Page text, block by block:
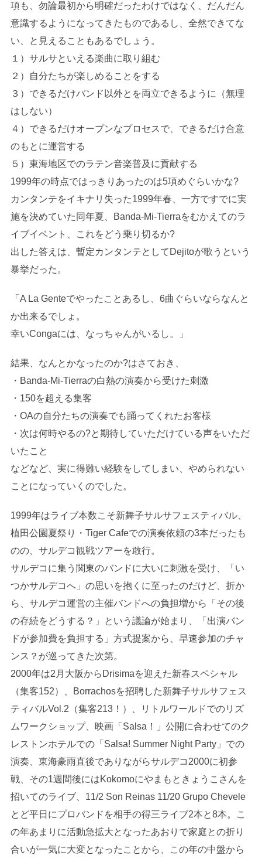
項も、勿論最初から明確だったわけではなく、だんだん
意識するようになってきたものであるし、全然できてな
い、と見えることもあるでしょう。
１）サルサといえる楽曲に取り組む
２）自分たちが楽しめることをする
３）できるだけバンド以外とを両立できるように（無理
はしない）
４）できるだけオープンなプロセスで、できるだけ合意
のもとに運営する
５）東海地区でのラテン音楽普及に貢献する
1999年の時点ではっきりあったのは5項めぐらいかな?
カンタンテをイキナリ失った1999年春、一方ですでに実
施を決めていた同年夏、Banda-Mi-Tierraをむかえてのラ
イブイベント、これをどう乗り切るか?
出した答えは、暫定カンタンテとしてDejitoが歌うという
暴挙だった。
「A La Genteでやったことあるし、6曲ぐらいならなんと
か出来るでしょ。
幸いCongaには、なっちゃんがいるし。」
結果、なんとかなったのか?はさておき、
・Banda-Mi-Tierraの白熱の演奏から受けた刺激
・150を超える集客
・OAの自分たちの演奏でも踊ってくれたお客様
・次は何時やるの?と期待していただけている声をいただ
いたこと
などなど、実に得難い経験をしてしまい、やめられない
ことになっていくのでした。
1999年はライブ本数こそ新舞子サルサフェスティバル、
植田公園夏祭り・Tiger Cafeでの演奏依頼の3本だったも
のの、サルデコ観戦ツアーを敢行。
サルデコに集う関東のバンドに大いに刺激を受け、「い
つかサルデコへ」の思いを抱くに至ったのだけど、折か
ら、サルデコ運営の主催バンドへの負担増から「その後
の存続をどうする？」という議論が始まり、「出演バン
ドが参加費を負担する」方式提案から、早速参加のチャ
ンス？が巡ってきた次第。
2000年は2月大阪からDrisimaを迎えた新春スペシャル
（集客152）、Borrachosを招聘した新舞子サルサフェス
ティバルVol.2（集客213！）、リトルワールドでのリズ
ムワークショップ、映画「Salsa！」公開に合わせてのク
レストンホテルでの「Salsa! Summer Night Party」での
演奏、東海豪雨直後でありながらサルデコ2000に初参
戦、その1週間後にはKokomoにやまもときょうこさんを
招いてのライブ、11/2 Son Reinas 11/20 Grupo Chevele
とど平日にプロバンドを相手の得三ライブ2本と8本。こ
の年あまりに活動急拡大となったあおりで家庭との折り
合いが一気に大変となったことから、この年の中盤から